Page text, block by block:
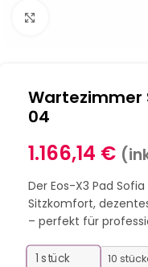
Wartezimmer
04
1.166,14 €
Der Eos-X3 Pad
Sitzkomfort,
– perfekt für
1 stück 10